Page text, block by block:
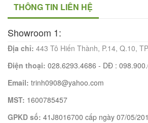
THÔNG TIN LIÊN HỆ
Showroom 1:
Địa chỉ: 443 Tô Hiến Thành, P.14, Q.10,
Điện thoại: 028.6293.4686 - DĐ :
Email: trinh0908@yahoo.com
MST: 1600785457
GPKD số: 41J8016700 cấp ngày 07/05/